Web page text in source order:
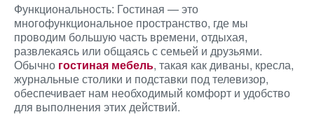
Функциональность: Гостиная — это
многофункциональное пространство, где мы
проводим большую часть времени, отдыхая,
развлекаясь или общаясь с семьей и друзьями.
Обычно гостиная мебель, такая как диваны, кресла,
журнальные столики и подставки под телевизор,
обеспечивает нам необходимый комфорт и удобство
для выполнения этих действий.